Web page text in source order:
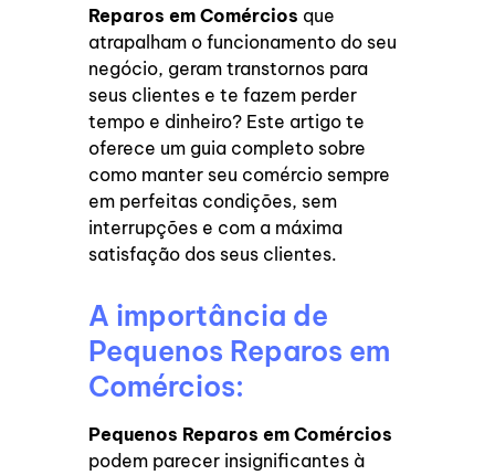
Reparos em Comércios que
atrapalham o funcionamento do seu
negócio, geram transtornos para
seus clientes e te fazem perder
tempo e dinheiro? Este artigo te
oferece um guia completo sobre
como manter seu comércio sempre
em perfeitas condições, sem
interrupções e com a máxima
satisfação dos seus clientes.
A importância de
Pequenos Reparos em
Comércios:
Pequenos Reparos em Comércios
podem parecer insignificantes à